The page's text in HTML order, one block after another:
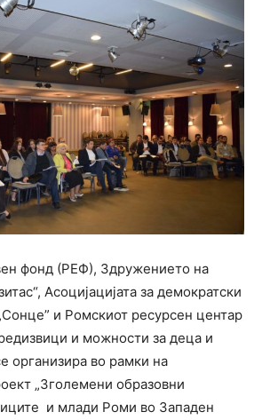
фонд (РЕФ), Здружението на
Асоцијацијата за демократски
и Ромскиот ресурсен центар
и можности за деца и
организира во рамки на
„Зголемени образовни
и млади Роми во Западен